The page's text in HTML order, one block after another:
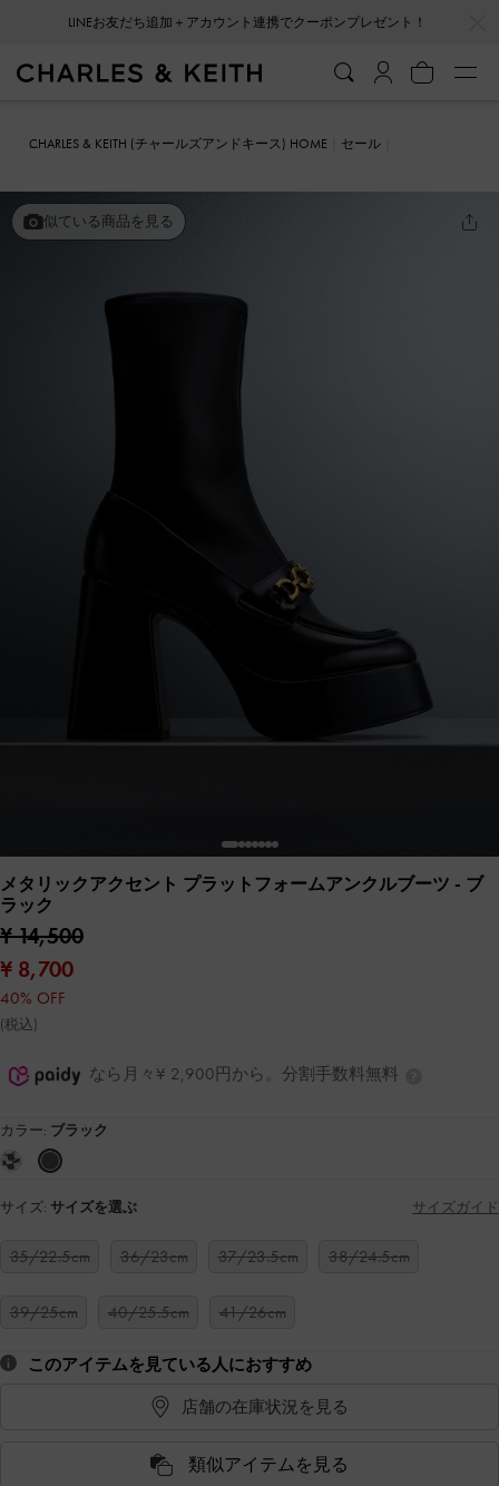
LINEお友だち追加＋アカウント連携でクーポンプレゼント！
CHARLES & KEITH (チャールズアンドキース) HOME
セール
似ている商品を見る
メタリックアクセント プラットフォームアンクルブーツ - ブ
ラック
¥ 14,500
¥ 8,700
40% OFF
(税込)
なら月々¥ 2,900円から。分割手数料無料
カラー: ブラック
サイズ: サイズを選ぶ サイズガイド
35/22.5cm 36/23cm 37/23.5cm 38/24.5cm
39/25cm 40/25.5cm 41/26cm
このアイテムを見ている人におすすめ
店舗の在庫状況を見る
類似アイテムを見る